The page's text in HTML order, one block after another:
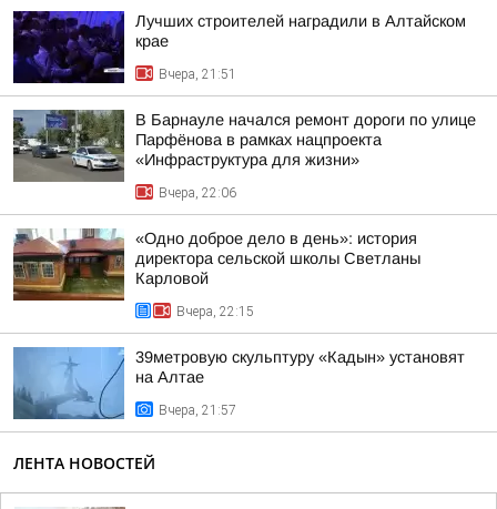
Лучших строителей наградили в Алтайском
крае
Вчера, 21:51
В Барнауле начался ремонт дороги по улице
Парфёнова в рамках нацпроекта
«Инфраструктура для жизни»
Вчера, 22:06
«Одно доброе дело в день»: история
директора сельской школы Светланы
Карловой
Вчера, 22:15
39метровую скульптуру «Кадын» установят
на Алтае
Вчера, 21:57
ЛЕНТА НОВОСТЕЙ